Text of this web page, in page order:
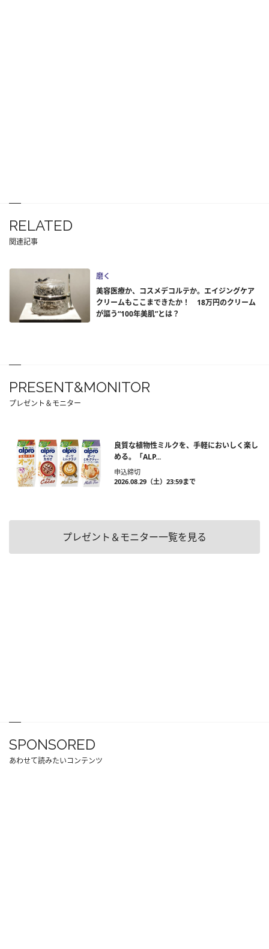
RELATED
関連記事
磨く
美容医療か、コスメデコルテか。エイジングケア
クリームもここまできたか！ 18万円のクリーム
が謳う“100年美肌”とは？
PRESENT&MONITOR
プレゼント＆モニター
良質な植物性ミルクを、手軽においしく楽し
める。「ALP...
申込締切
2026.08.29（土）23:59まで
プレゼント＆モニター一覧を見る
SPONSORED
あわせて読みたいコンテンツ